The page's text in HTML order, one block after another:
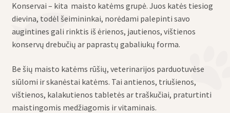
Konservai – kita maisto katėms grupė. Juos katės tiesiog
dievina, todėl šeimininkai, norėdami palepinti savo
augintines gali rinktis iš ėrienos, jautienos, vištienos
konservų drebučių ar paprastų gabaliukų forma.
Be šių maisto katėms rūšių, veterinarijos parduotuvėse
siūlomi ir skanėstai katėms. Tai antienos, triušienos,
vištienos, kalakutienos tabletės ar traškučiai, praturtinti
maistingomis medžiagomis ir vitaminais.